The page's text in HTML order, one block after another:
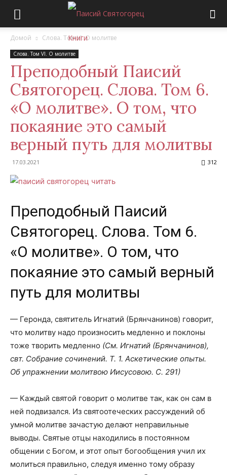
Домой Слова. Том VI. О молитве
Слова. Том VI. О молитве
Преподобный Паисий
Святогорец. Слова. Том 6.
«О молитве». О том, что
покаяние это самый
верный путь для молитвы
17.03.2021 312
Преподобный Паисий
Святогорец. Слова. Том 6.
«О молитве». О том, что
покаяние это самый верный
путь для молитвы
— Геронда, святитель Игнатий (Брянчанинов) говорит,
что молитву надо произносить медленно и поклоны
тоже творить медленно (См. Игнатий (Брянчанинов),
свт. Собрание сочинений. Т. 1. Аскетические опыты.
Об упражнении молитвою Иисусовою. С. 291)
— Каждый святой говорит о молитве так, как он сам в
ней подвизался. Из святоотеческих рассуждений об
умной молитве зачастую делают неправильные
выводы. Святые отцы находились в постоянном
общении с Богом, и этот опыт богообщения учил их
молиться правильно, следуя именно тому образу